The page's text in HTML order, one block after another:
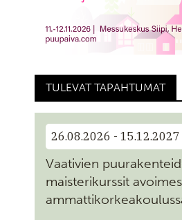
TULEVAT TAPAHTUMAT
26.08.2026 - 15.12.2027
Vaativien
maisterikurssit